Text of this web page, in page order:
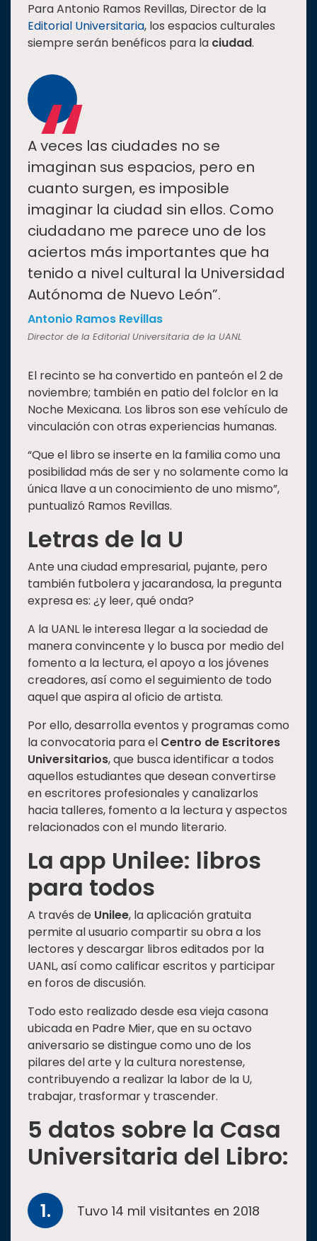
Rectoría
Investigación
Responsabilidad
social
Vinculación
Historia
Universiada
Nacional
Para Antonio Ramos Revillas, Director de la
Editorial Universitaria, los espacios culturales
siempre serán benéficos para la ciudad.
“
A veces las ciudades no se
imaginan sus espacios, pero en
cuanto surgen, es imposible
imaginar la ciudad sin ellos. Como
ciudadano me parece uno de los
aciertos más importantes que ha
tenido a nivel cultural la Universidad
Autónoma de Nuevo León”.
Antonio Ramos Revillas
Director de la Editorial Universitaria de la UANL
El recinto se ha convertido en panteón el 2 de
noviembre; también en patio del folclor en la
Noche Mexicana. Los libros son ese vehículo de
vinculación con otras experiencias humanas.
“Que el libro se inserte en la familia como una
posibilidad más de ser y no solamente como la
única llave a un conocimiento de uno mismo”,
puntualizó Ramos Revillas.
Letras de la U
Ante una ciudad empresarial, pujante, pero
también futbolera y jacarandosa, la pregunta
expresa es: ¿y leer, qué onda?
A la UANL le interesa llegar a la sociedad de
manera convincente y lo busca por medio del
fomento a la lectura, el apoyo a los jóvenes
creadores, así como el seguimiento de todo
aquel que aspira al oficio de artista.
Por ello, desarrolla eventos y programas como
la convocatoria para el Centro de Escritores
Universitarios, que busca identificar a todos
aquellos estudiantes que desean convertirse
en escritores profesionales y canalizarlos
hacia talleres, fomento a la lectura y aspectos
relacionados con el mundo literario.
La app Unilee: libros
para todos
A través de Unilee, la aplicación gratuita
permite al usuario compartir su obra a los
lectores y descargar libros editados por la
UANL, así como calificar escritos y participar
en foros de discusión.
Todo esto realizado desde esa vieja casona
ubicada en Padre Mier, que en su octavo
aniversario se distingue como uno de los
pilares del arte y la cultura norestense,
contribuyendo a realizar la labor de la U,
trabajar, trasformar y trascender.
5 datos sobre la Casa
Universitaria del Libro:
Tuvo 14 mil visitantes en 2018